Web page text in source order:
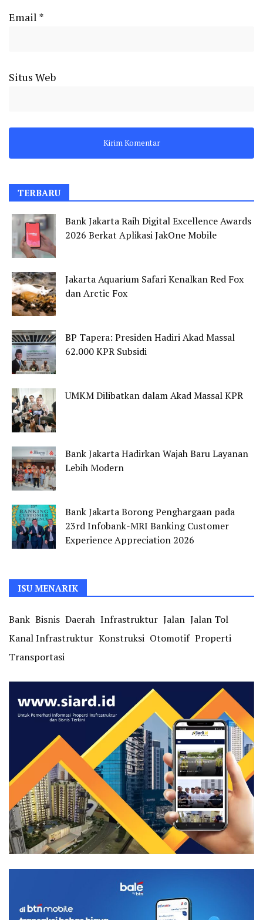
Email *
Situs Web
TERBARU
Bank Jakarta Raih Digital Excellence Awards
2026 Berkat Aplikasi JakOne Mobile
Jakarta Aquarium Safari Kenalkan Red Fox
dan Arctic Fox
BP Tapera: Presiden Hadiri Akad Massal
62.000 KPR Subsidi
UMKM Dilibatkan dalam Akad Massal KPR
Bank Jakarta Hadirkan Wajah Baru Layanan
Lebih Modern
Bank Jakarta Borong Penghargaan pada
23rd Infobank-MRI Banking Customer
Experience Appreciation 2026
ISU MENARIK
Bank Bisnis Daerah Infrastruktur Jalan Jalan Tol
Kanal Infrastruktur Konstruksi Otomotif Properti
Transportasi